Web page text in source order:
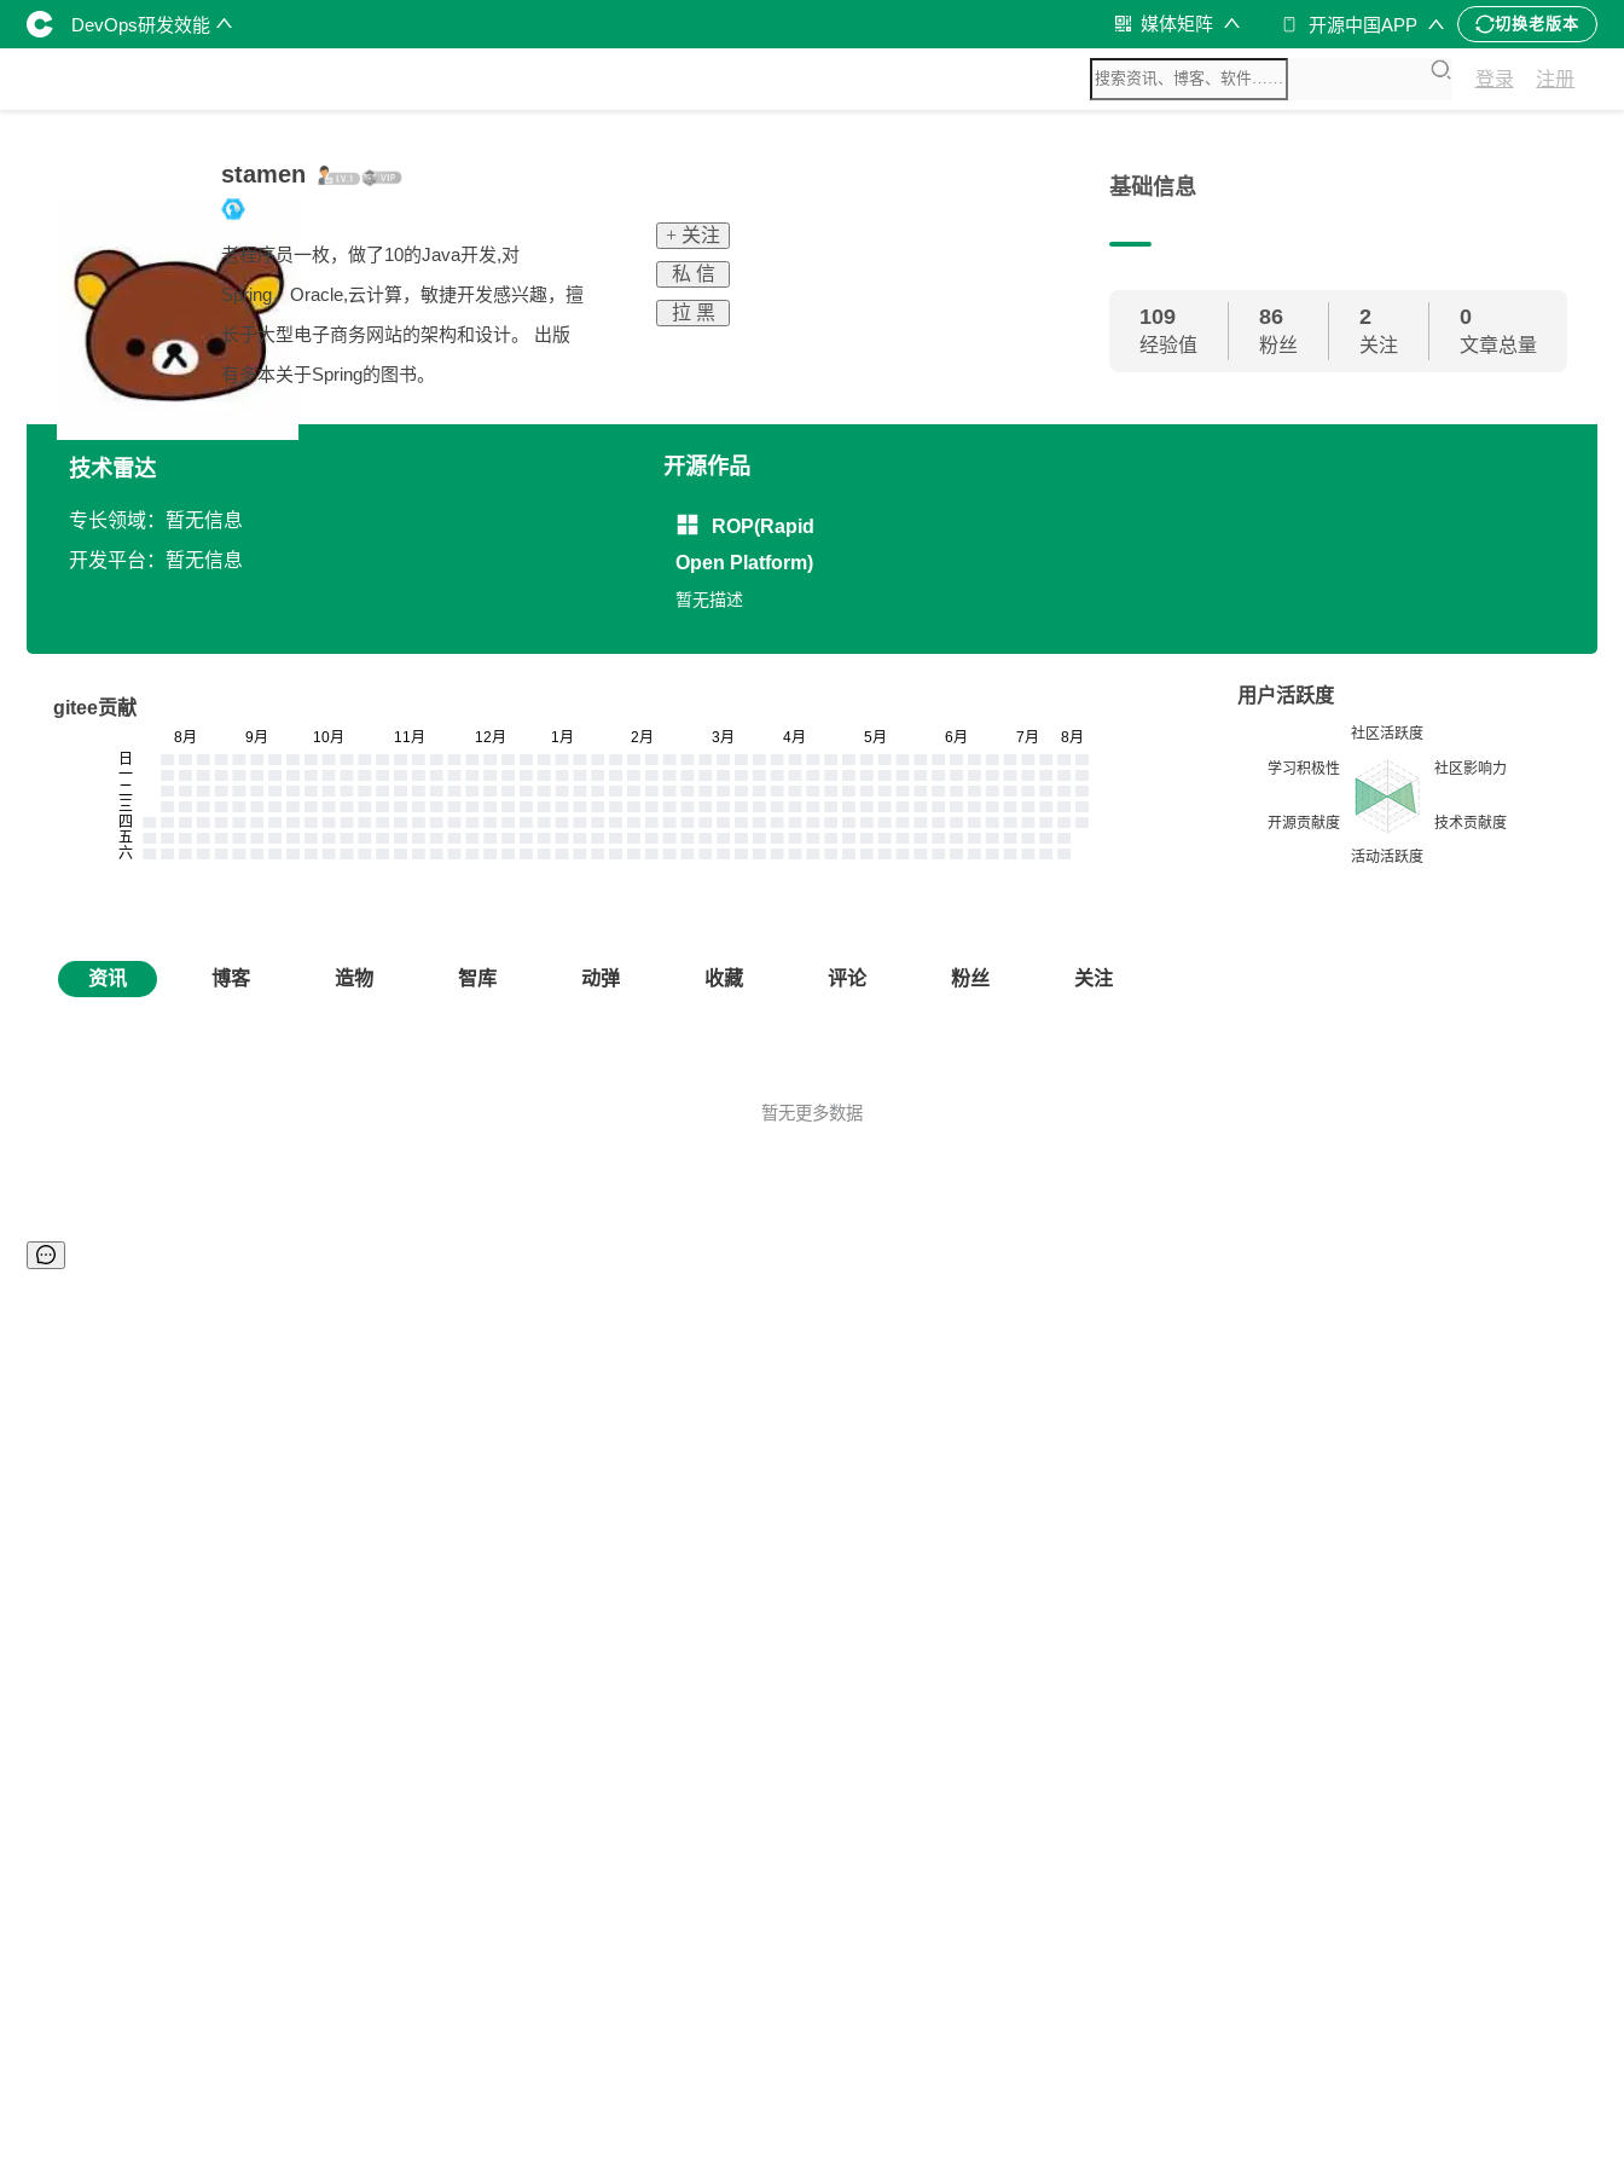
DevOps研发效能 媒体矩阵 开源中国APP 切换老版本
登录 注册
stamen
老程序员一枚，做了10的Java开发,对
Spring，Oracle,云计算，敏捷开发感兴趣，擅
长于大型电子商务网站的架构和设计。 出版
有多本关于Spring的图书。
+ 关注
私 信
拉 黑
基础信息
109
经验值
86
粉丝
2
关注
0
文章总量
技术雷达
专长领域：暂无信息
开发平台：暂无信息
开源作品
ROP(Rapid
Open Platform)
暂无描述
gitee贡献
用户活跃度
资讯 博客 造物 智库 动弹 收藏 评论 粉丝 关注
暂无更多数据